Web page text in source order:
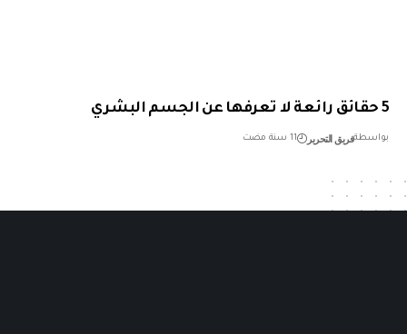
فريق التحرير 11 سنة مضت